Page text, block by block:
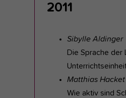
2011
Sibylle Aldinger
Die Sprache der
Matthias Hacket
Wie aktiv sind